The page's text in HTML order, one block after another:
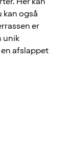
kan også
er
unik
afslappet